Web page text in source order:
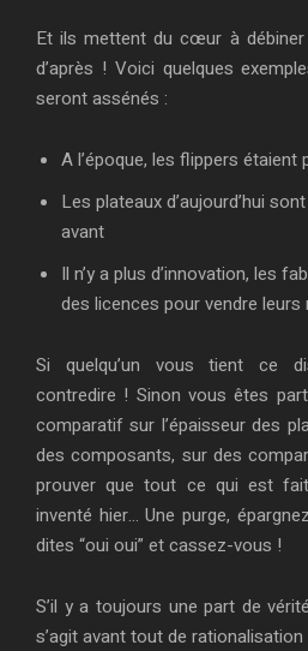
Et ils mettent du cœur à débiner
d’après ! Voici quelques
seront assénés :
A l’époque, les flippers étaient
Les plateaux d’aujourd’hui
avant
Il n’y a plus d’innovation, les
des licences pour vendre leurs
Si quelqu’un vous tient ce
contredire ! Sinon vous êtes
comparatif sur l’épaisseur des
des composants, sur des
prouver que tout ce qui est
inventé hier… Une purge,
dites “oui oui” et cassez-vous !
S’il y a toujours une part de
s’agit avant tout de